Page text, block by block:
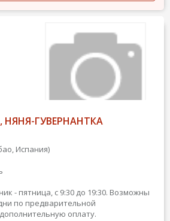
НЯНЯ-ГУВЕРНАНТКА
Испания)
- пятница, с 9:30 до 19:30. Возможны
по предварительной
оплату.